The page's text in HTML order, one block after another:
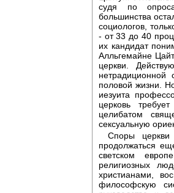
судя по
большинства
социологов,
- от 33 до 40
их кандидат
Алльгемайне
церкви.
нетрадиционной
половой жизни.
иезуита
церковь
целибатом
сексуальную
Споры церкви
продолжаться
светском
религиозных
христианами,
философскую